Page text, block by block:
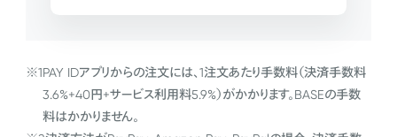
※1PAY IDアプリからの注文には、1注文あたり手数料（決済手数料
3.6%+40円+サービス利用料5.9%）がかかります。BASEの手数
料はかかりません。